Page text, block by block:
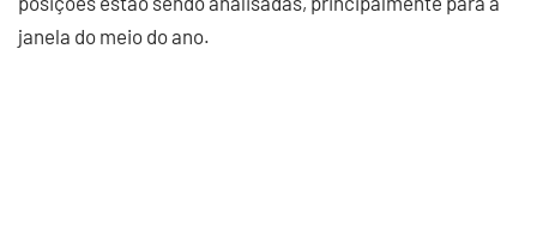
janela do meio do ano.